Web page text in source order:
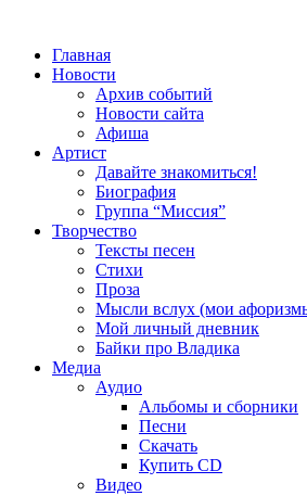
Главная
Новости
Архив событий
Новости сайта
Афиша
Артист
Давайте знакомиться!
Биография
Группа “Миссия”
Творчество
Тексты песен
Стихи
Проза
Мысли вслух (мои
Мой личный дневник
Байки про Владика
Медиа
Аудио
Альбомы и сборники
Песни
Скачать
Купить CD
Видео